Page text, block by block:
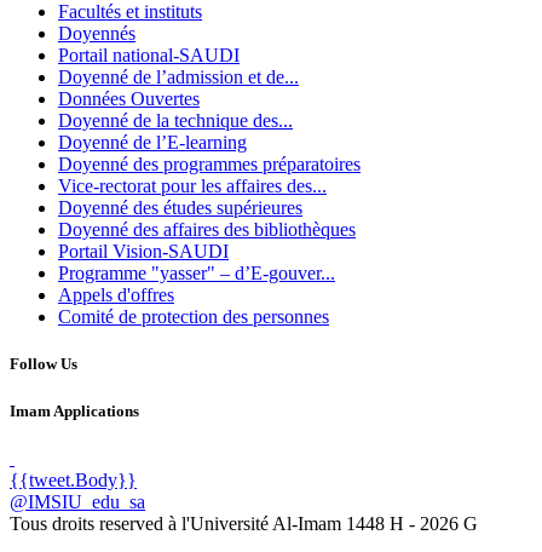
Facultés et instituts
Doyennés
Portail national-SAUDI
Doyenné de l’admission et de...
Données Ouvertes
Doyenné de la technique des...
Doyenné de l’E-learning
Doyenné des programmes préparatoires
Vice-rectorat pour les affaires des...
Doyenné des études supérieures
Doyenné des affaires des bibliothèques
Portail Vision-SAUDI
Programme "yasser" – d’E-gouver...
Appels d'offres
Comité de protection des personnes
Follow Us
Imam Applications
{{tweet.Body}}
@IMSIU_edu_sa
Tous droits reserved à l'Université Al-Imam 1448 H - 2026 G